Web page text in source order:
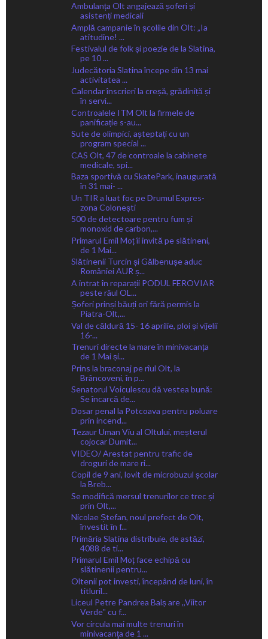
Ambulanța Olt angajează șoferi și
asistenți medicali
Amplă campanie în școlile din Olt: „Ia
atitudine! ...
Festivalul de folk și poezie de la Slatina,
pe 10 ...
Judecătoria Slatina începe din 13 mai
activitatea ...
Calendar înscrieri la creșă, grădiniță și
în servi...
Controalele ITM Olt la firmele de
panificație s-au...
Sute de olimpici, așteptați cu un
program special ...
CAS Olt, 47 de controale la cabinete
medicale, spi...
Baza sportivă cu SkatePark, inaugurată
în 31 mai- ...
Un TIR a luat foc pe Drumul Expres-
zona Colonești
500 de detectoare pentru fum și
monoxid de carbon,...
Primarul Emil Moț îi invită pe slătineni,
de 1 Mai...
Slătinenii Turcin și Gălbenușe aduc
României AUR ș...
A intrat în reparații PODUL FEROVIAR
peste râul OL...
Șoferi prinși băuți ori fără permis la
Piatra-Olt,...
Val de căldură 15- 16 aprilie, ploi și vijelii
16-...
Trenuri directe la mare în minivacanța
de 1 Mai și...
Prins la braconaj pe rîul Olt, la
Brâncoveni, în p...
Senatorul Voiculescu dă vestea bună:
Se încarcă de...
Dosar penal la Potcoava pentru poluare
prin incend...
Tezaur Uman Viu al Oltului, meșterul
cojocar Dumit...
VIDEO/ Arestat pentru trafic de
droguri de mare ri...
Copil de 9 ani, lovit de microbuzul școlar
la Breb...
Se modifică mersul trenurilor ce trec și
prin Olt,...
Nicolae Ștefan, noul prefect de Olt,
învestit în f...
Primăria Slatina distribuie, de astăzi,
4088 de ti...
Primarul Emil Moț face echipă cu
slătinenii pentru...
Oltenii pot investi, începând de luni, în
titluril...
Liceul Petre Pandrea Balș are ,,Viitor
Verdeˮ cu f...
Vor circula mai multe trenuri în
minivacanţa de 1 ...